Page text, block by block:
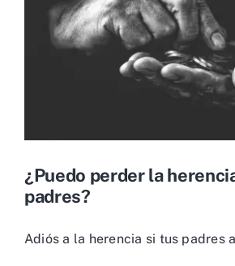
¿Puedo perder la
padres?
Adiós a la herencia si tus padres